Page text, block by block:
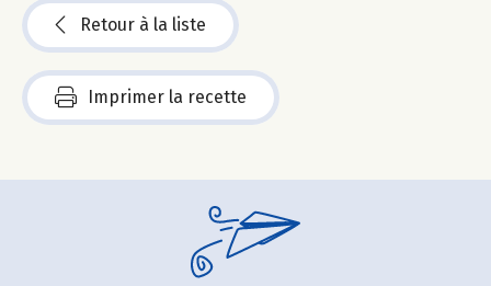
Retour à la liste
Imprimer la recette